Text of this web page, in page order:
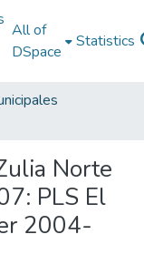
All of
DSpace
Statistics
Norte
PLS El
2004-